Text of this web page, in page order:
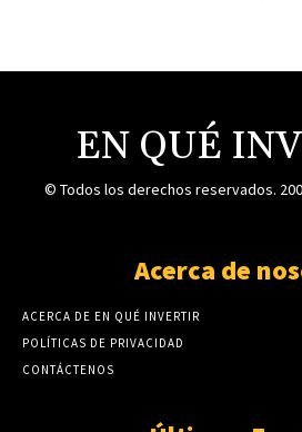
EN QUÉ
© Todos los derechos reservados.
Acerca de
ACERCA DE EN QUÉ INVERTIR
POLÍTICAS DE PRIVACIDAD
CONTÁCTENOS